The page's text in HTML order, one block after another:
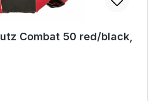
Combat 50 red/black,